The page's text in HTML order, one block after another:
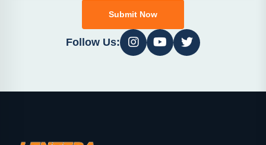
Submit Now
Follow Us: